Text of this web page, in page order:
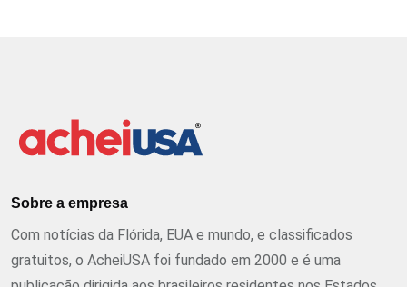
Sobre a empresa
Com notícias da Flórida, EUA e mundo, e classificados
gratuitos, o AcheiUSA foi fundado em 2000 e é uma